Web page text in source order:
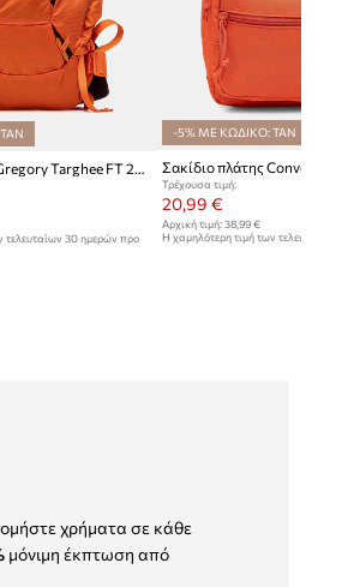
Σακίδιο πλάτης Gregory Targhee FT 24L
τελευταίων 30 ημερών προ
-5% ΜΕ ΚΩΔΙΚΟ: TAN
Σακίδιο πλάτης Converse
Τρέχουσα τιμή:
20,99 €
Αρχική τιμή: 38,99 €
Η χαμηλότερη τιμή των τελευταίων
χρήματα σε κάθε
μόνιμη έκπτωση από